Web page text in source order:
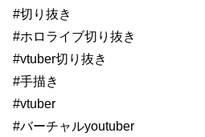
#切り抜き
#ホロライブ切り抜き
#vtuber切り抜き
#手描き
#vtuber
#バーチャルyoutuber